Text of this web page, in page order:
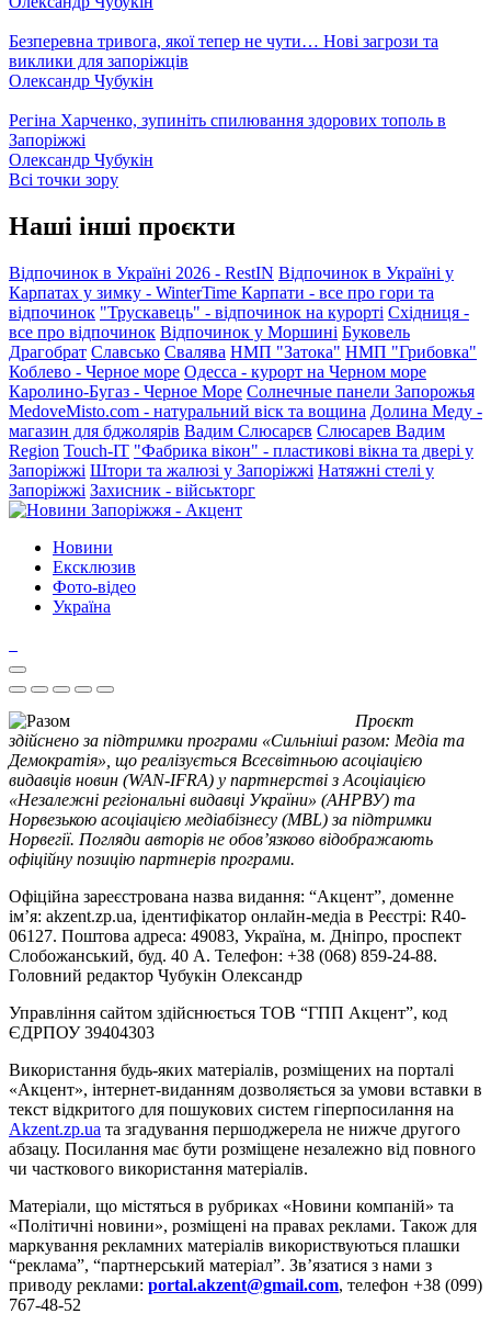
Безперевна тривога, якої тепер не чути… Нові загрози та
виклики для запоріжців
Олександр Чубукін
Регіна Харченко, зупиніть спилювання здорових тополь в
Запоріжжі
Олександр Чубукін
Всі точки зору
Наші інші проєкти
Відпочинок в Україні 2026 - RestIN Відпочинок в Україні у
Карпатах у зимку - WinterTime Карпати - все про гори та
відпочинок "Трускавець" - відпочинок на курорті Східниця -
все про відпочинок Відпочинок у Моршині Буковель
Драгобрат Славсько Свалява НМП "Затока" НМП "Грибовка"
Коблево - Черное море Одесса - курорт на Черном море
Каролино-Бугаз - Черное Море Солнечные панели Запорожья
MedoveMisto.com - натуральний віск та вощина Долина Меду -
магазин для бджолярів Вадим Слюсарєв Слюсарев Вадим
Region Touch-IT "Фабрика вікон" - пластикові вікна та двері у
Запоріжжі Штори та жалюзі у Запоріжжі Натяжні стелі у
Запоріжжі Захисник - військторг
Новини
Ексклюзив
Фото-відео
Україна
Проєкт
здійснено за підтримки програми «Сильніші разом: Медіа та
Демократія», що реалізується Всесвітньою асоціацією
видавців новин (WAN-IFRA) у партнерстві з Асоціацією
«Незалежні регіональні видавці України» (АНРВУ) та
Норвезькою асоціацією медіабізнесу (MBL) за підтримки
Норвегії. Погляди авторів не обов’язково відображають
офіційну позицію партнерів програми.
Офіційна зареєстрована назва видання: “Акцент”, доменне
ім’я: akzent.zp.ua, ідентифікатор онлайн-медіа в Реєстрі: R40-
06127. Поштова адреса: 49083, Україна, м. Дніпро, проспект
Слобожанський, буд. 40 А. Телефон: +38 (068) 859-24-88.
Головний редактор Чубукін Олександр
Управління сайтом здійснюється ТОВ “ГПП Акцент”, код
ЄДРПОУ 39404303
Використання будь-яких матеріалів, розміщених на порталі
«Акцент», інтернет-виданням дозволяється за умови вставки в
текст відкритого для пошукових систем гіперпосилання на
Akzent.zp.ua та згадування першоджерела не нижче другого
абзацу. Посилання має бути розміщене незалежно від повного
чи часткового використання матеріалів.
Матеріали, що містяться в рубриках «Новини компаній» та
«Політичні новини», розміщені на правах реклами. Також для
маркування рекламних матеріалів використвуються плашки
“реклама”, “партнерський матеріал”. Зв’язатися з нами з
приводу реклами: portal.akzent@gmail.com, телефон +38 (099)
767-48-52